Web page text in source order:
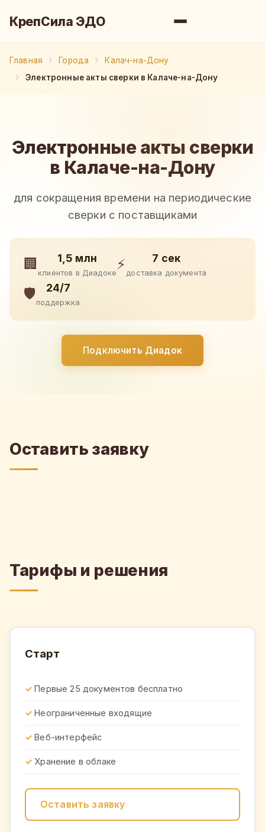
КрепСила ЭДО
Главная Города
Калач-на-Дону
Электронные акты сверки в Калаче-на-Дону
Электронные акты сверки
в Калаче-на-Дону
для сокращения времени на периодические
сверки с поставщиками
🏢 1,5 млн
клиентов в Диадоке
⚡ 7 сек
доставка документа
🛡️ 24/7
поддержка
Подключить Диадок
Оставить заявку
Тарифы и решения
Старт
Первые 25 документов бесплатно
Неограниченные входящие
Веб-интерфейс
Хранение в облаке
Оставить заявку